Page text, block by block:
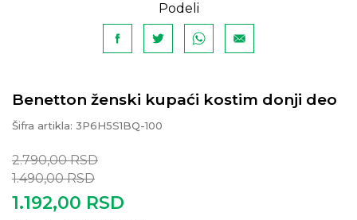
Podeli
Benetton ženski kupaći kostim donji deo
Šifra artikla: 3P6H5S1BQ-100
2.790,00 RSD
1.490,00 RSD
1.192,00 RSD